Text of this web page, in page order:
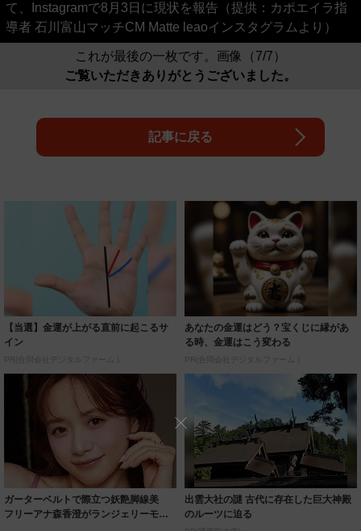
て、Instagramで8月3日に現状を報告（提供：カポエイラ指
導者 石川富山マッチCM Matte leaoインスタグラムより）
これが最後の一枚です。画像（7/7）
ご覧いただきありがとうございました。
記事に戻る
【当選】金運が上がる直前に起こるサ
イン
PR(合同会社デジタルファーム )
あなたの金運はどう？宝くじに縁があ
る時、金運はこう変わる
PR(合同会社デジタルファーム )
ガーターベルトで際立つ妖艶脚線美
フリーアナ森香澄がランジェリーモデ
出雲大社の謎 古代に存在した巨大神殿
のルーツに迫る